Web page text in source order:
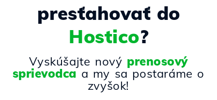
presťahovať do
Hostico?
Vyskúšajte nový prenosový
sprievodca a my sa postaráme o
zvyšok!